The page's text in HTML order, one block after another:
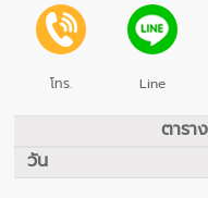
โทร. Line
ตารา
วัน